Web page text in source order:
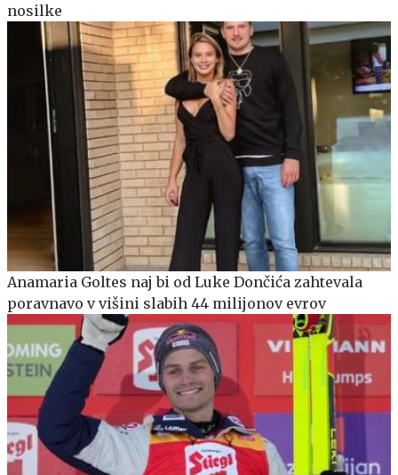
nosilke
Anamaria Goltes naj bi od Luke Dončića zahtevala
poravnavo v višini slabih 44 milijonov evrov